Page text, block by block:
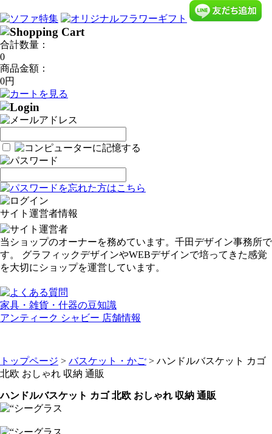
合計数量：
0
商品金額：
0円
サイト運営者情報
当ショップのオーナーを務めています。千田デザイン事務所で
す。 グラフィックデザインやWEBデザインで培ってきた感覚
を大切にショップを運営しています。
家具・雑貨・什器の豆知識
アンティーク シャビー 店舗情報
トップページ > バスケット・かご > ハンドルバスケット カゴ
北欧 おしゃれ 収納 通販
ハンドルバスケット カゴ 北欧 おしゃれ 収納 通販